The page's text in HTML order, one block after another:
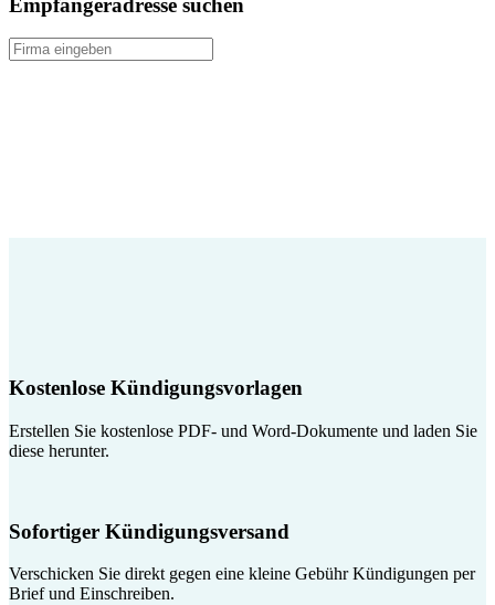
Empfängeradresse suchen
Kostenlose Kündigungsvorlagen
Erstellen Sie kostenlose PDF- und Word-Dokumente und laden Sie
diese herunter.
Sofortiger Kündigungsversand
Verschicken Sie direkt gegen eine kleine Gebühr Kündigungen per
Brief und Einschreiben.